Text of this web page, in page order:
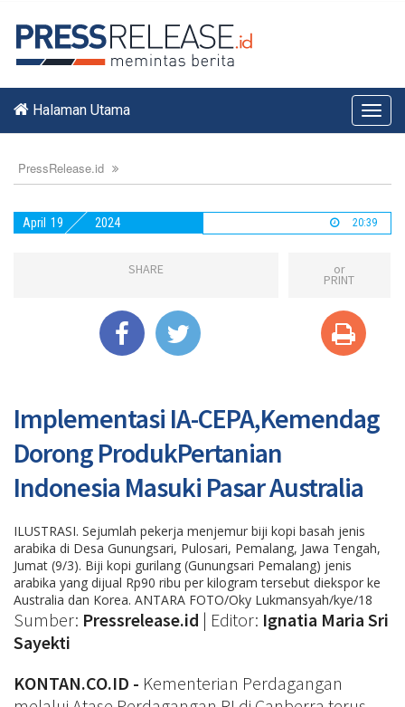
Halaman Utama
PressRelease.id
April 19 2024 20:39
SHARE or
PRINT
Implementasi IA-CEPA,Kemendag
Dorong ProdukPertanian
Indonesia Masuki Pasar Australia
ILUSTRASI. Sejumlah pekerja menjemur biji kopi basah jenis
arabika di Desa Gunungsari, Pulosari, Pemalang, Jawa Tengah,
Jumat (9/3). Biji kopi gurilang (Gunungsari Pemalang) jenis
arabika yang dijual Rp90 ribu per kilogram tersebut diekspor ke
Australia dan Korea. ANTARA FOTO/Oky Lukmansyah/kye/18
Sumber: Pressrelease.id | Editor: Ignatia Maria Sri
Sayekti
KONTAN.CO.ID - Kementerian Perdagangan